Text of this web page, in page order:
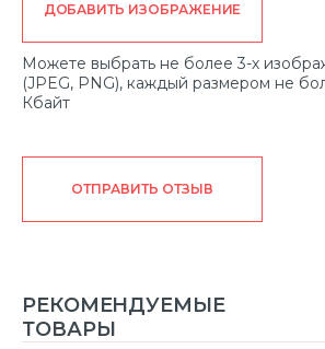
ДОБАВИТЬ ИЗОБРАЖЕНИЕ
Можете выбрать не более 3-х
(JPEG, PNG), каждый размером не
Кбайт
ОТПРАВИТЬ ОТЗЫВ
РЕКОМЕНДУЕМЫЕ
ТОВАРЫ